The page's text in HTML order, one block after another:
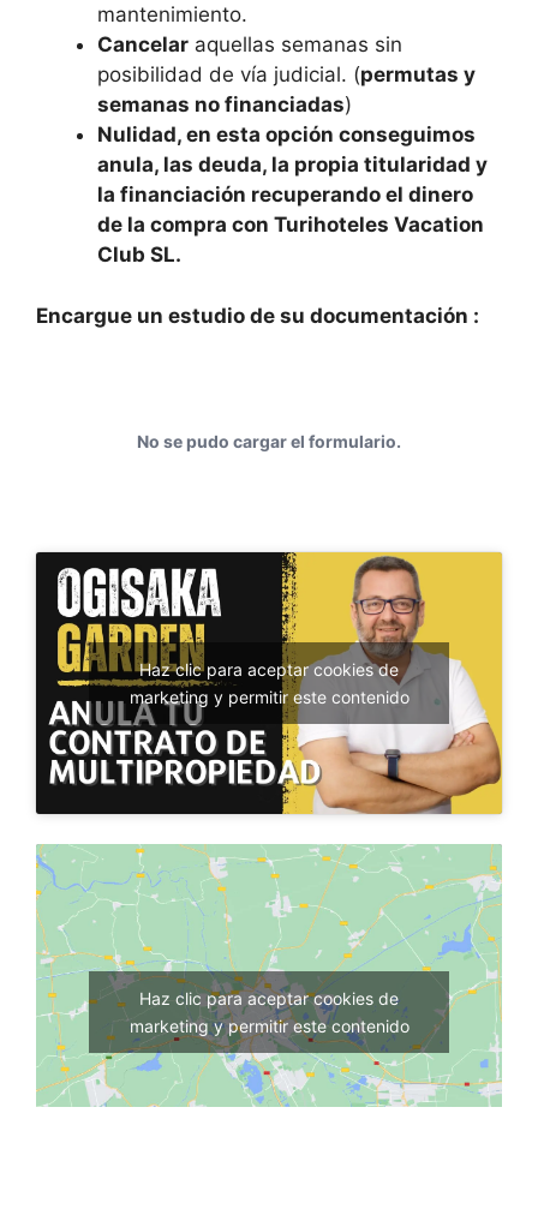
mantenimiento.
Cancelar aquellas semanas sin
posibilidad de vía judicial. (permutas y
semanas no financiadas)
Nulidad, en esta opción conseguimos
anula, las deuda, la propia titularidad y
la financiación recuperando el dinero
de la compra con Turihoteles Vacation
Club SL.
Encargue un estudio de su documentación :
No se pudo cargar el formulario.
Haz clic para aceptar cookies de
marketing y permitir este contenido
Haz clic para aceptar cookies de
marketing y permitir este contenido